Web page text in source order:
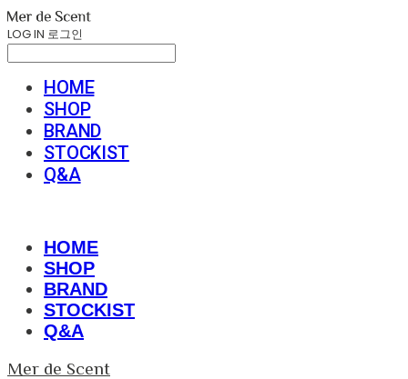
LOG IN 로그인
HOME
SHOP
BRAND
STOCKIST
Q&A
HOME
SHOP
BRAND
STOCKIST
Q&A
Mer de Scent